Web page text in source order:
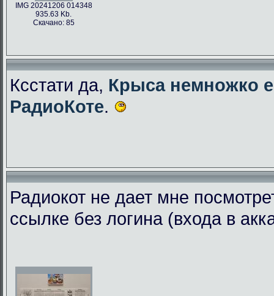
IMG 20241206 014348
935.63 Kb.
Скачано: 85
Ксстати да, Крыса немножко
РадиоКоте.
Радиокот не дает мне
ссылке без логина (входа в